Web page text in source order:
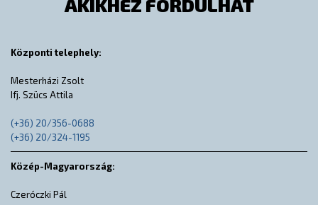
Központi telephely:
Mesterházi Zsolt
Ifj. Szücs Attila
(+36) 20/356-0688
(+36) 20/324-1195
Közép-Magyarország:
Czeróczki Pál